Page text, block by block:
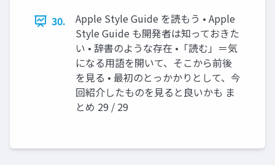
30.
Apple Style Guide を読もう • Apple
Style Guide も開発者は知っておきた
い • 辞書のような存在 •「読む」＝気
になる用語を開いて、そこから前後
を見る • 最初のとっかかりとして、今
回紹介したものを見ると良いかも ま
とめ 29 / 29